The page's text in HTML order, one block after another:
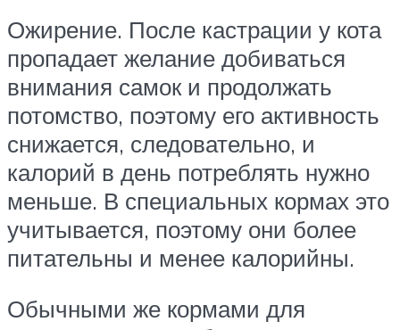
Ожирение. После кастрации у кота
пропадает желание добиваться
внимания самок и продолжать
потомство, поэтому его активность
снижается, следовательно, и
калорий в день потреблять нужно
меньше. В специальных кормах это
учитывается, поэтому они более
питательны и менее калорийны.
Обычными же кормами для